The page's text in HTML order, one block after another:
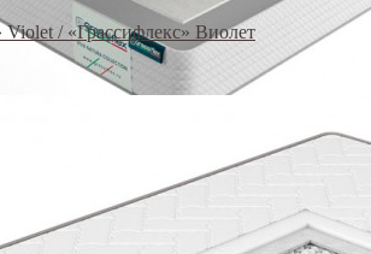
/ «Грассифлекс» Виолет